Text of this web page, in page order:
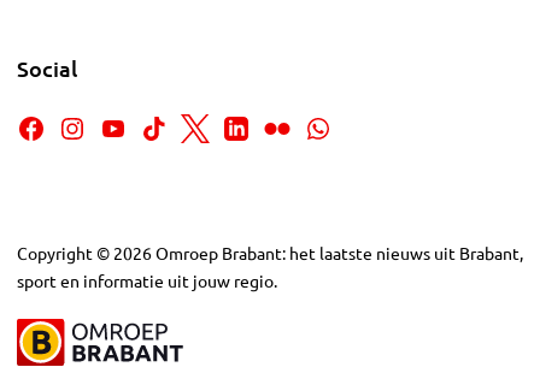
Social
Copyright © 2026Omroep Brabant: het laatste nieuws uit Brabant,
sport en informatie uit jouw regio.